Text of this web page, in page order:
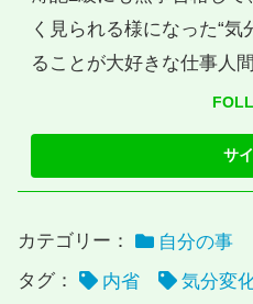
く見られる様になった“
ることが大好きな仕事人間
カテゴリー：
自分の事
タグ：
内省 気分変